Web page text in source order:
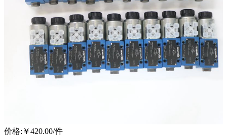
价格: ￥420.00/件